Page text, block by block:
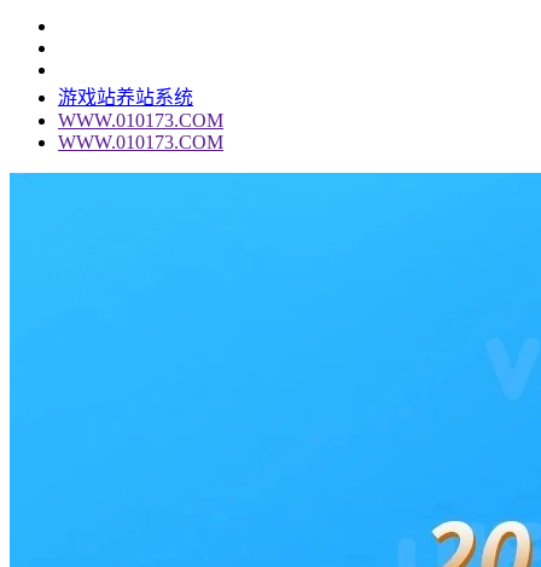
游戏站养站系统
WWW.010173.COM
WWW.010173.COM